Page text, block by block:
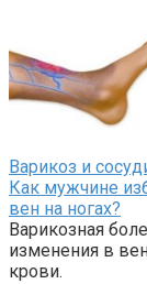
Варикоз и
Как мужчине
вен на ногах?
Варикозная
изменения в
крови.